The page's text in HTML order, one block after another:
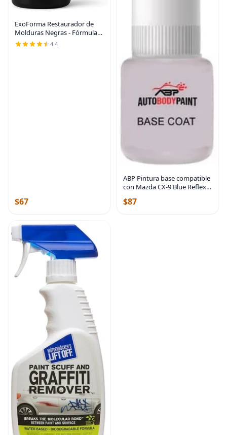
ExoForma Restaurador de
Molduras Negras - Fórmula
Única con Infusión de Tinte
que Dura Más de 6 Meses -
4.4
$67
ABP Pintura base compatible
con Mazda CX-9 Blue Reflex
$87